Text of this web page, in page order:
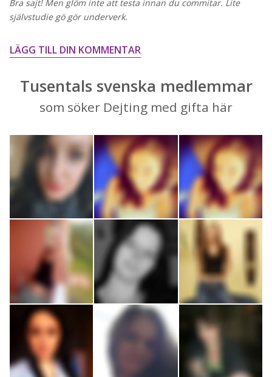
Bra sajt! Men glöm inte att testa innan du commitar. Lite
självstudie gö gör underverk.
LÄGG TILL DIN KOMMENTAR
Tusentals svenska medlemmar
som söker Dejting med gifta här